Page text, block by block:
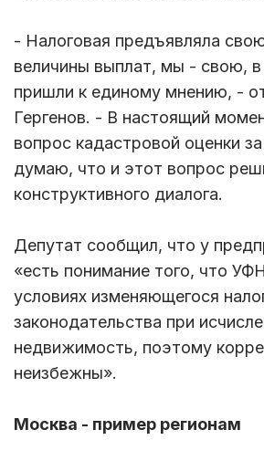
- Налоговая предъявляла
величины выплат, мы - свою, в
пришли к единому мнению, -
Гергенов. - В настоящий
вопрос кадастровой оценки
думаю, что и этот вопрос
конструктивного диалога.
Депутат сообщил, что у
«есть понимание того, что
условиях изменяющегося
законодательства при
недвижимость, поэтому
неизбежны».
Москва - пример регионам